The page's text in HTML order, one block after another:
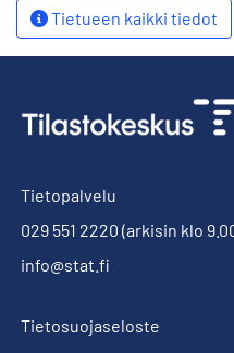
Tietueen kaikki tiedot
Tietopalvelu
029 551 2220 (arkisin klo
info@stat.fi
Tietosuojaseloste